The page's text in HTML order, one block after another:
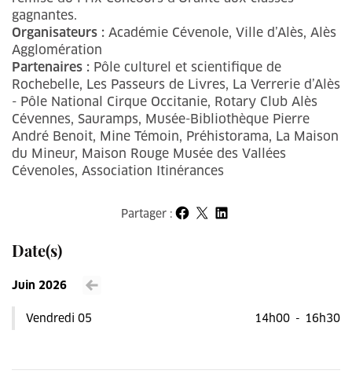
Date(s)
Voir le mois précédent
Juin 2026
Vendredi 05 14h00 - 16h30
gagnantes.
Organisateurs : Académie Cévenole, Ville d’Alès, Alès
Agglomération
Partenaires : Pôle culturel et scientifique de
Rochebelle, Les Passeurs de Livres, La Verrerie d’Alès
- Pôle National Cirque Occitanie, Rotary Club Alès
Cévennes, Sauramps, Musée-Bibliothèque Pierre
André Benoit, Mine Témoin, Préhistorama, La Maison
du Mineur, Maison Rouge Musée des Vallées
Cévenoles, Association Itinérances
Partager :Partager sur Facebook
Partager sur X
Partager sur LinkedIn